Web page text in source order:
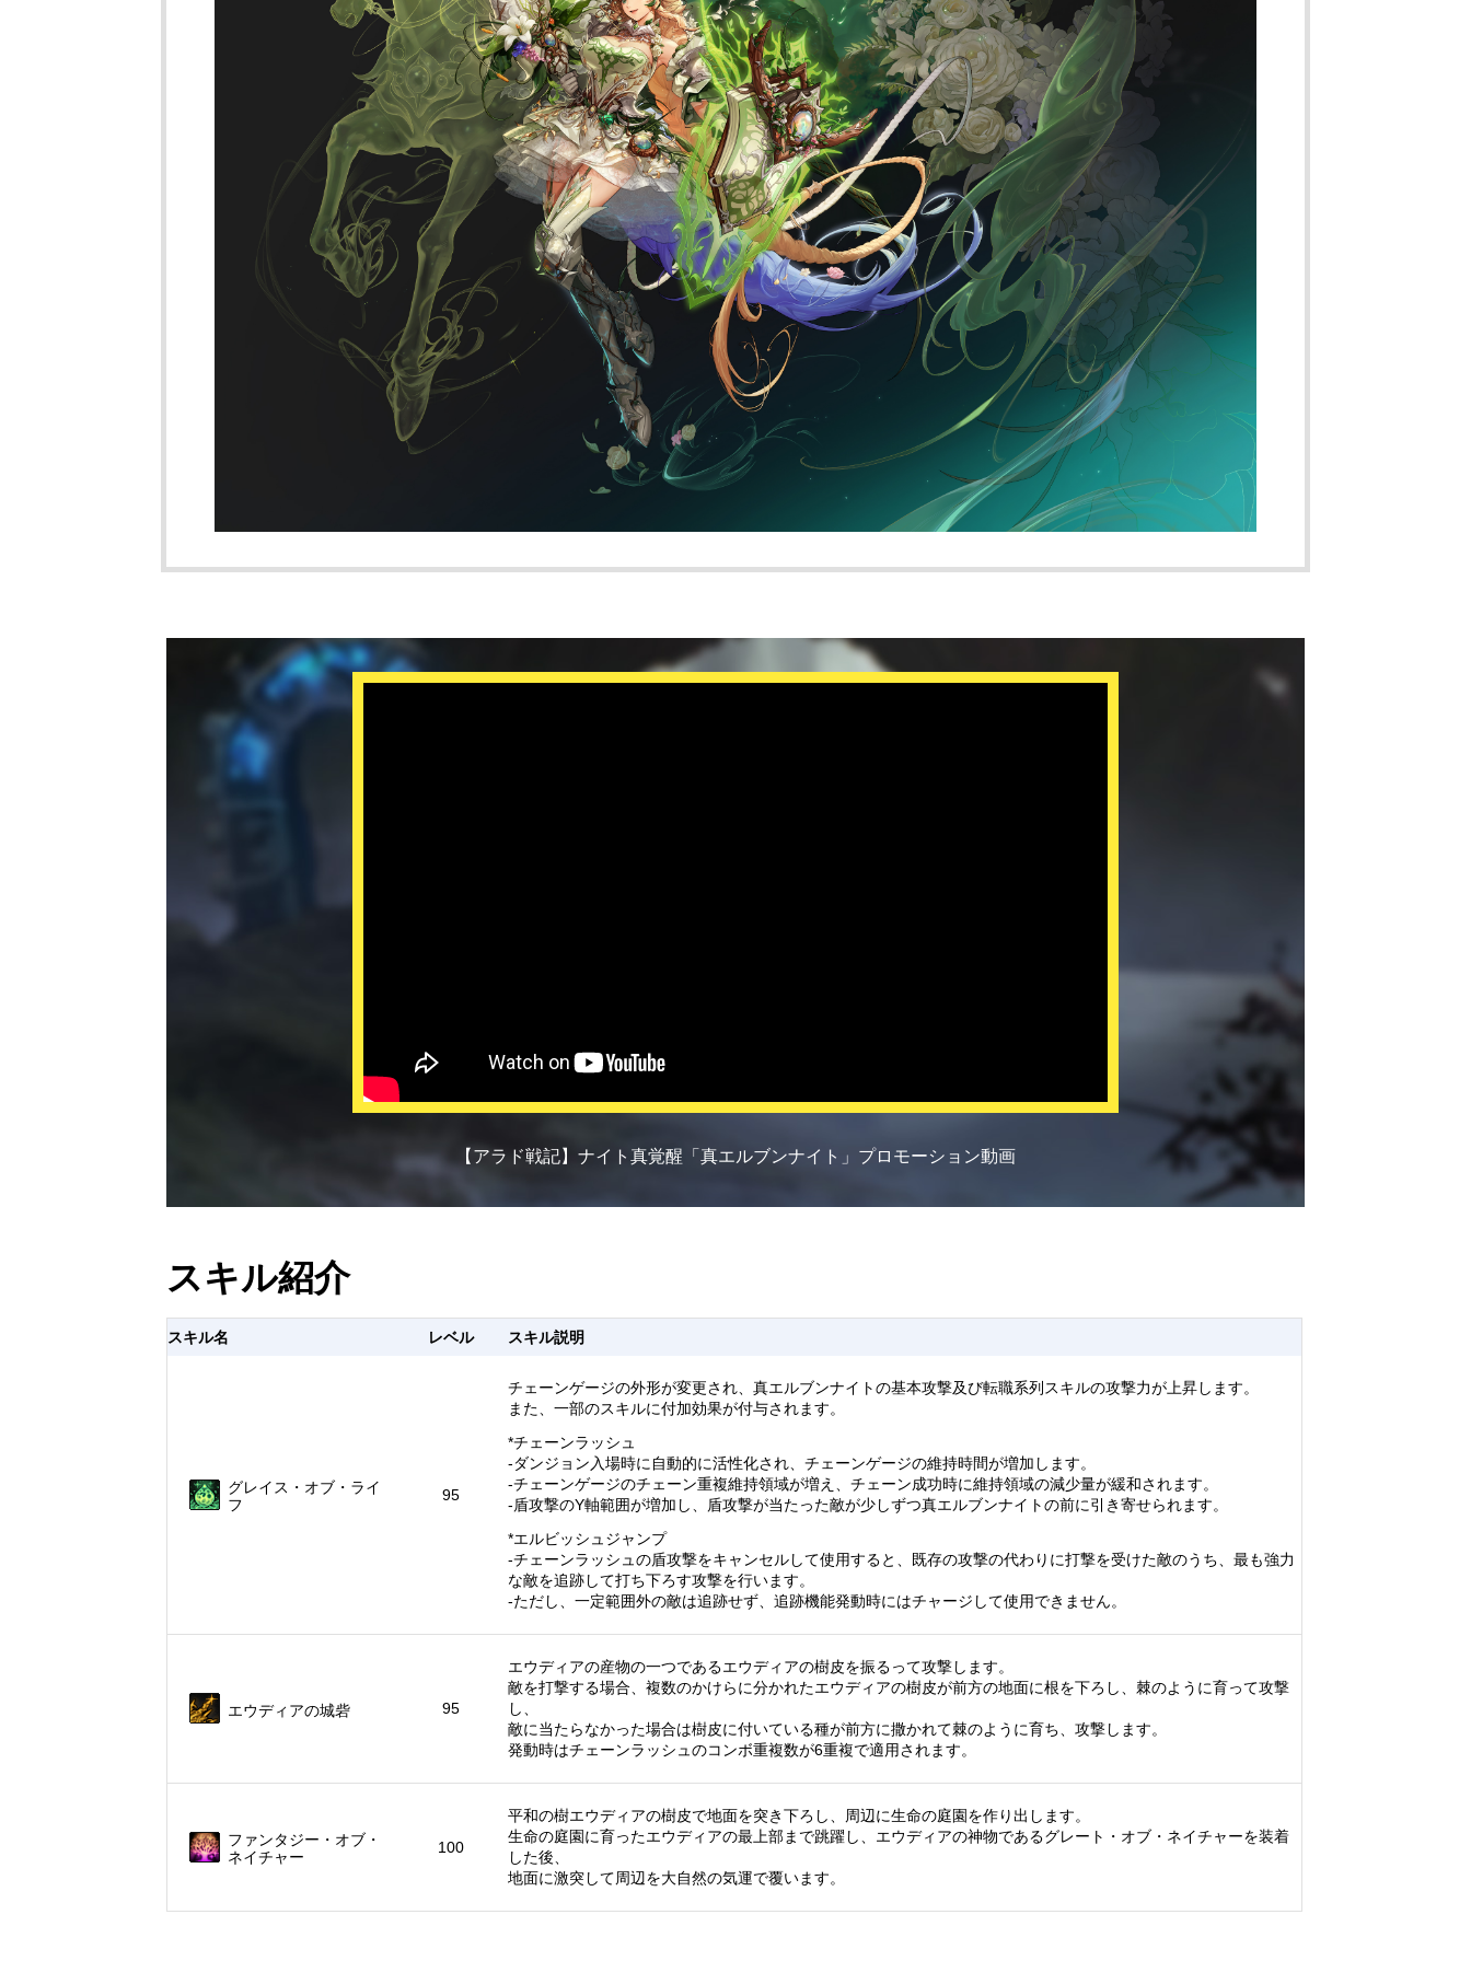
【アラド戦記】ナイト真覚醒「真エルブンナイト」プロモーション動画
スキル紹介
スキル名 レベル スキル説明
グレイス・オブ・ライ
フ
95
チェーンゲージの外形が変更され、真エルブンナイトの基本攻撃及び転職系列スキルの攻撃力が上昇します。
また、一部のスキルに付加効果が付与されます。
*チェーンラッシュ
-ダンジョン入場時に自動的に活性化され、チェーンゲージの維持時間が増加します。
-チェーンゲージのチェーン重複維持領域が増え、チェーン成功時に維持領域の減少量が緩和されます。
-盾攻撃のY軸範囲が増加し、盾攻撃が当たった敵が少しずつ真エルブンナイトの前に引き寄せられます。
*エルビッシュジャンプ
-チェーンラッシュの盾攻撃をキャンセルして使用すると、既存の攻撃の代わりに打撃を受けた敵のうち、最も強力
な敵を追跡して打ち下ろす攻撃を行います。
-ただし、一定範囲外の敵は追跡せず、追跡機能発動時にはチャージして使用できません。
エウディアの城砦 95
エウディアの産物の一つであるエウディアの樹皮を振るって攻撃します。
敵を打撃する場合、複数のかけらに分かれたエウディアの樹皮が前方の地面に根を下ろし、棘のように育って攻撃
し、
敵に当たらなかった場合は樹皮に付いている種が前方に撒かれて棘のように育ち、攻撃します。
発動時はチェーンラッシュのコンボ重複数が6重複で適用されます。
ファンタジー・オブ・
ネイチャー
100
平和の樹エウディアの樹皮で地面を突き下ろし、周辺に生命の庭園を作り出します。
生命の庭園に育ったエウディアの最上部まで跳躍し、エウディアの神物であるグレート・オブ・ネイチャーを装着
した後、
地面に激突して周辺を大自然の気運で覆います。